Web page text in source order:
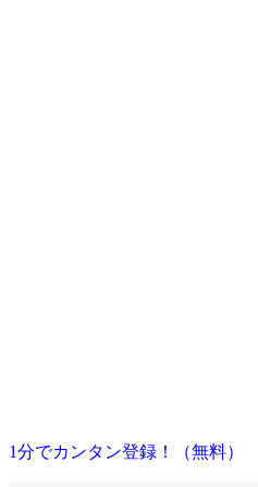
1分でカンタン登録！（無料）